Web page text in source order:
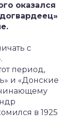
оказался
с
период,
и «Донские
в 1925